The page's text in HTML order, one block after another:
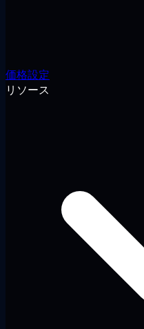
価格設定
リソース